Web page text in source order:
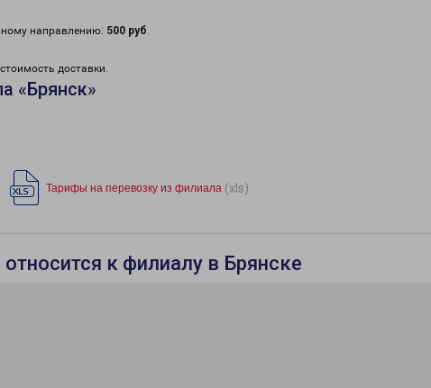
направлению: 500 руб.
доставки.
«Брянск»
Тарифы на перевозку из филиала (xls)
к филиалу в Брянске